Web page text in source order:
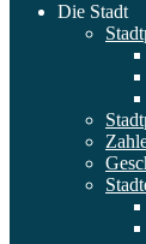
Die Stadt